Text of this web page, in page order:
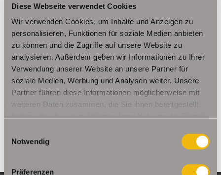
Diese Webseite verwendet Cookies
Wir verwenden Cookies, um Inhalte und Anzeigen zu
personalisieren, Funktionen für soziale Medien anbieten
zu können und die Zugriffe auf unsere Website zu
analysieren. Außerdem geben wir Informationen zu Ihrer
Verwendung unserer Website an unsere Partner für
soziale Medien, Werbung und Analysen weiter. Unsere
Partner führen diese Informationen möglicherweise mit
weiteren Daten zusammen, die Sie ihnen bereitgestellt
Notwendig
Präferenzen
Ohrdruf Riethnordhausen Ruhla
Saalfeld/Saale / Remschütz Steinbach-Hallenberg/ Viernau
Tonna / Gräfentonna Udestedt
Unstrut- Hainich /Großengottern
Weimar / Legefeld
Immo Am Ettersberg Haus Am Ettersberg Häuser Am Ettersberg
kaufen Am Ettersberg Immobilie Am Ettersberg Immobilien Am
Ettersberg
Hauskauf Am Ettersberg
Immobilienkauf Am